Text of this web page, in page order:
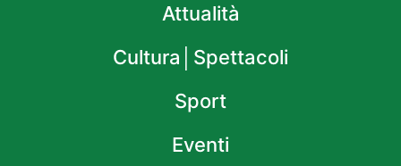
Attualità
Cultura│Spettacoli
Sport
Eventi